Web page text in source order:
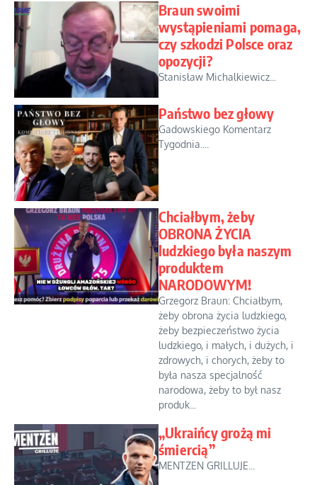
Braun swoimi
wystąpieniami pomaga,
czy szkodzi Polsce oraz
opozycji?
Stanisław Michalkiewicz...
Państwo bez głowy
Gadowskiego Komentarz
Tygodnia....
Chciałbym, żeby
OBRONA ŻYCIA
ludzkiego była naszym
produktem
NARODOWYM!
Grzegorz Braun: Chciałbym,
żeby obrona życia ludzkiego,
żeby bezpieczeństwo życia
ludzkiego, i małych, i dużych, i
zdrowych, i chorych, żeby to
była nasza specjalność
narodowa, żeby to był nasz
produk...
„Ukraińcy grożą mi
śmiercią”
MENTZEN GRILLUJE...